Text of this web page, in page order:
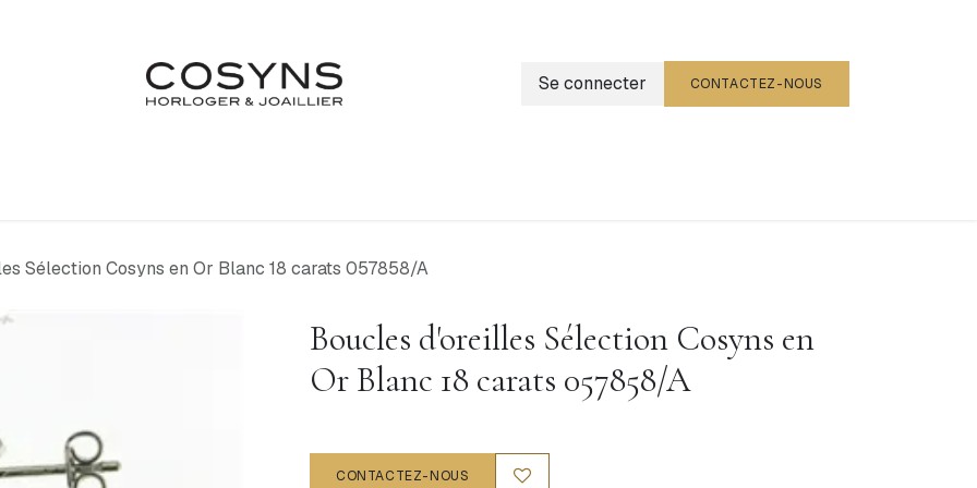
Se connecter CONTACTEZ-NOUS
Sélection Cosyns en Or Blanc 18 carats 057858/A
Boucles d'oreilles Sélection Cosyns en
Or Blanc 18 carats 057858/A
CONTACTEZ-NOUS